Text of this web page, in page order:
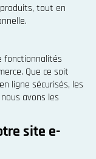
tout en
fonctionnalités
Que ce soit
ligne sécurisés, les
avons les
site e-